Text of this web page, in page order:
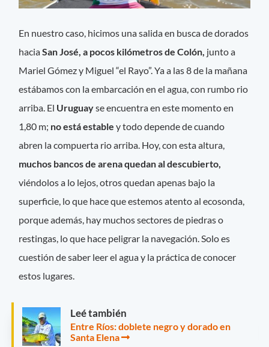
En nuestro caso, hicimos una salida en busca de dorados
haciaSan José, a pocos kilómetros de Colón, junto a
Mariel Gómez y Miguel “el Rayo”. Ya a las 8 de la mañana
estábamos con la embarcación en el agua, con rumbo rio
arriba. El Uruguayse encuentra en este momento en
1,80 m; no está estable y todo depende de cuando
abren la compuerta rio arriba. Hoy, con esta altura,
muchos bancos de arena quedan al descubierto,
viéndolos a lo lejos, otros quedan apenas bajo la
superficie, lo que hace que estemos atento al ecosonda,
porque además, hay muchos sectores de piedras o
restingas, lo que hace peligrar la navegación. Solo es
cuestión de saber leer el agua y la práctica de conocer
estos lugares.
Leé también
Entre Ríos: doblete negro y dorado en
Santa Elena